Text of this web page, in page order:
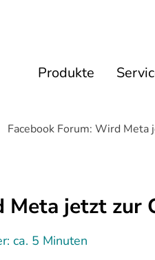
Produkte
Facebook Forum: Wird Meta
Meta jetzt zur
ca. 5 Minuten